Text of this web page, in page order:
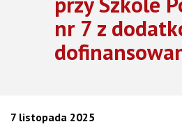
nr 7 z
7 listopada 2025